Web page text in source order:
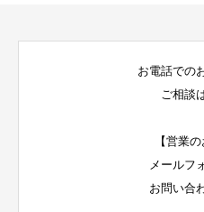
お電話での
ご相談
【営業
メールフ
お問い合